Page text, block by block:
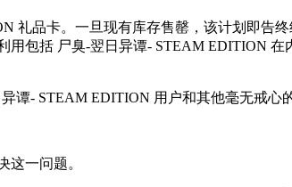
礼品卡。一旦现有库存售罄，该计划即告
包括 尸臭-翌日异谭- STEAM EDITION
谭- STEAM EDITION 用户和其他毫无戒心
这一问题。